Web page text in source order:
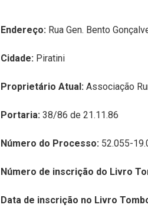
Endereço: Rua Gen. Bento
Cidade: Piratini
Proprietário Atual: Associação
Portaria: 38/86 de 21.11.86
Número do Processo: 52.055-
Número de inscrição do Livro
Data de inscrição no Livro